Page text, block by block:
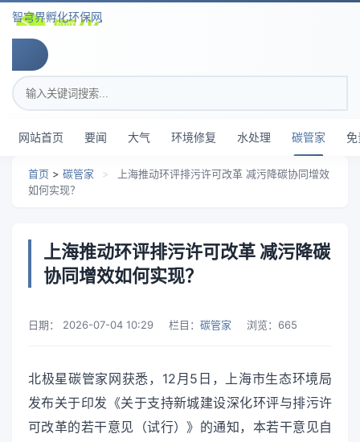
智穹界孵化环保网
搜索关键词
网站首页 要闻 大气 环境修复 水处理 碳管家 免
首页 > 碳管家 >
上海推动环评排污许可改革 减污降碳协同增效
如何实现？
上海推动环评排污许可改革 减污降碳
协同增效如何实现？
日期： 2026-07-04 10:29 栏目： 碳管家 浏览： 665
北极星碳管家网获悉，12月5日，上海市生态环境局
发布关于印发《关于支持新城建设深化环评与排污许
可改革的若干意见（试行）》的通知，本若干意见自